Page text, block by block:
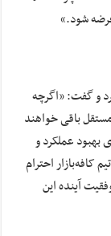
شود.»
و گفت: «اگرچه
باقی خواهند
بهبود عملکرد و
کافه‌بازار احترام
آینده این